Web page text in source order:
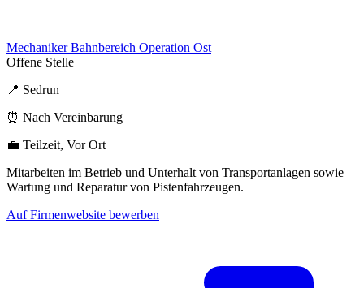
Mechaniker Bahnbereich Operation Ost
Offene Stelle
📍 Sedrun
⏰ Nach Vereinbarung
💼 Teilzeit, Vor Ort
Mitarbeiten im Betrieb und Unterhalt von Transportanlagen sowie
Wartung und Reparatur von Pistenfahrzeugen.
Auf Firmenwebsite bewerben